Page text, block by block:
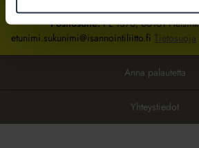
Isännöintiliiton toimistosijaitsee
Postiosoite:PL 1370, 00101
etunimi.sukunimi@isannointiliitto.fi Tietosuoja
Anna palautetta
Yhteystiedot